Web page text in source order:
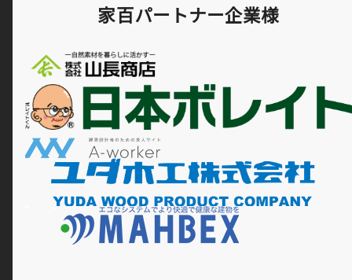
家百パートナー企業様